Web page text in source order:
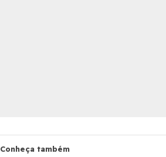
Conheça também